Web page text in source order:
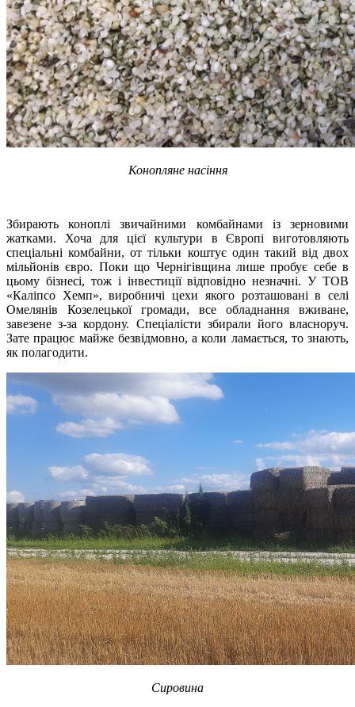
Конопляне насіння
Збирають коноплі звичайними комбайнами із зерновими
жатками. Хоча для цієї культури в Європі виготовляють
спеціальні комбайни, от тільки коштує один такий від двох
мільйонів євро. Поки що Чернігівщина лише пробує себе в
цьому бізнесі, тож і інвестиції відповідно незначні. У ТОВ
«Каліпсо Хемп», виробничі цехи якого розташовані в селі
Омелянів Козелецької громади, все обладнання вживане,
завезене з-за кордону. Спеціалісти збирали його власноруч.
Зате працює майже безвідмовно, а коли ламається, то знають,
як полагодити.
Сировина